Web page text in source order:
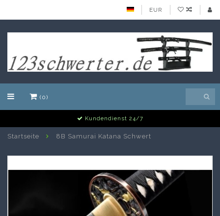
EUR
(0)
Alle Schwerter auf Lager
Startseite 8B Samurai Katana Schwert